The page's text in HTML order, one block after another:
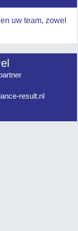
uw team, zowel
result.nl